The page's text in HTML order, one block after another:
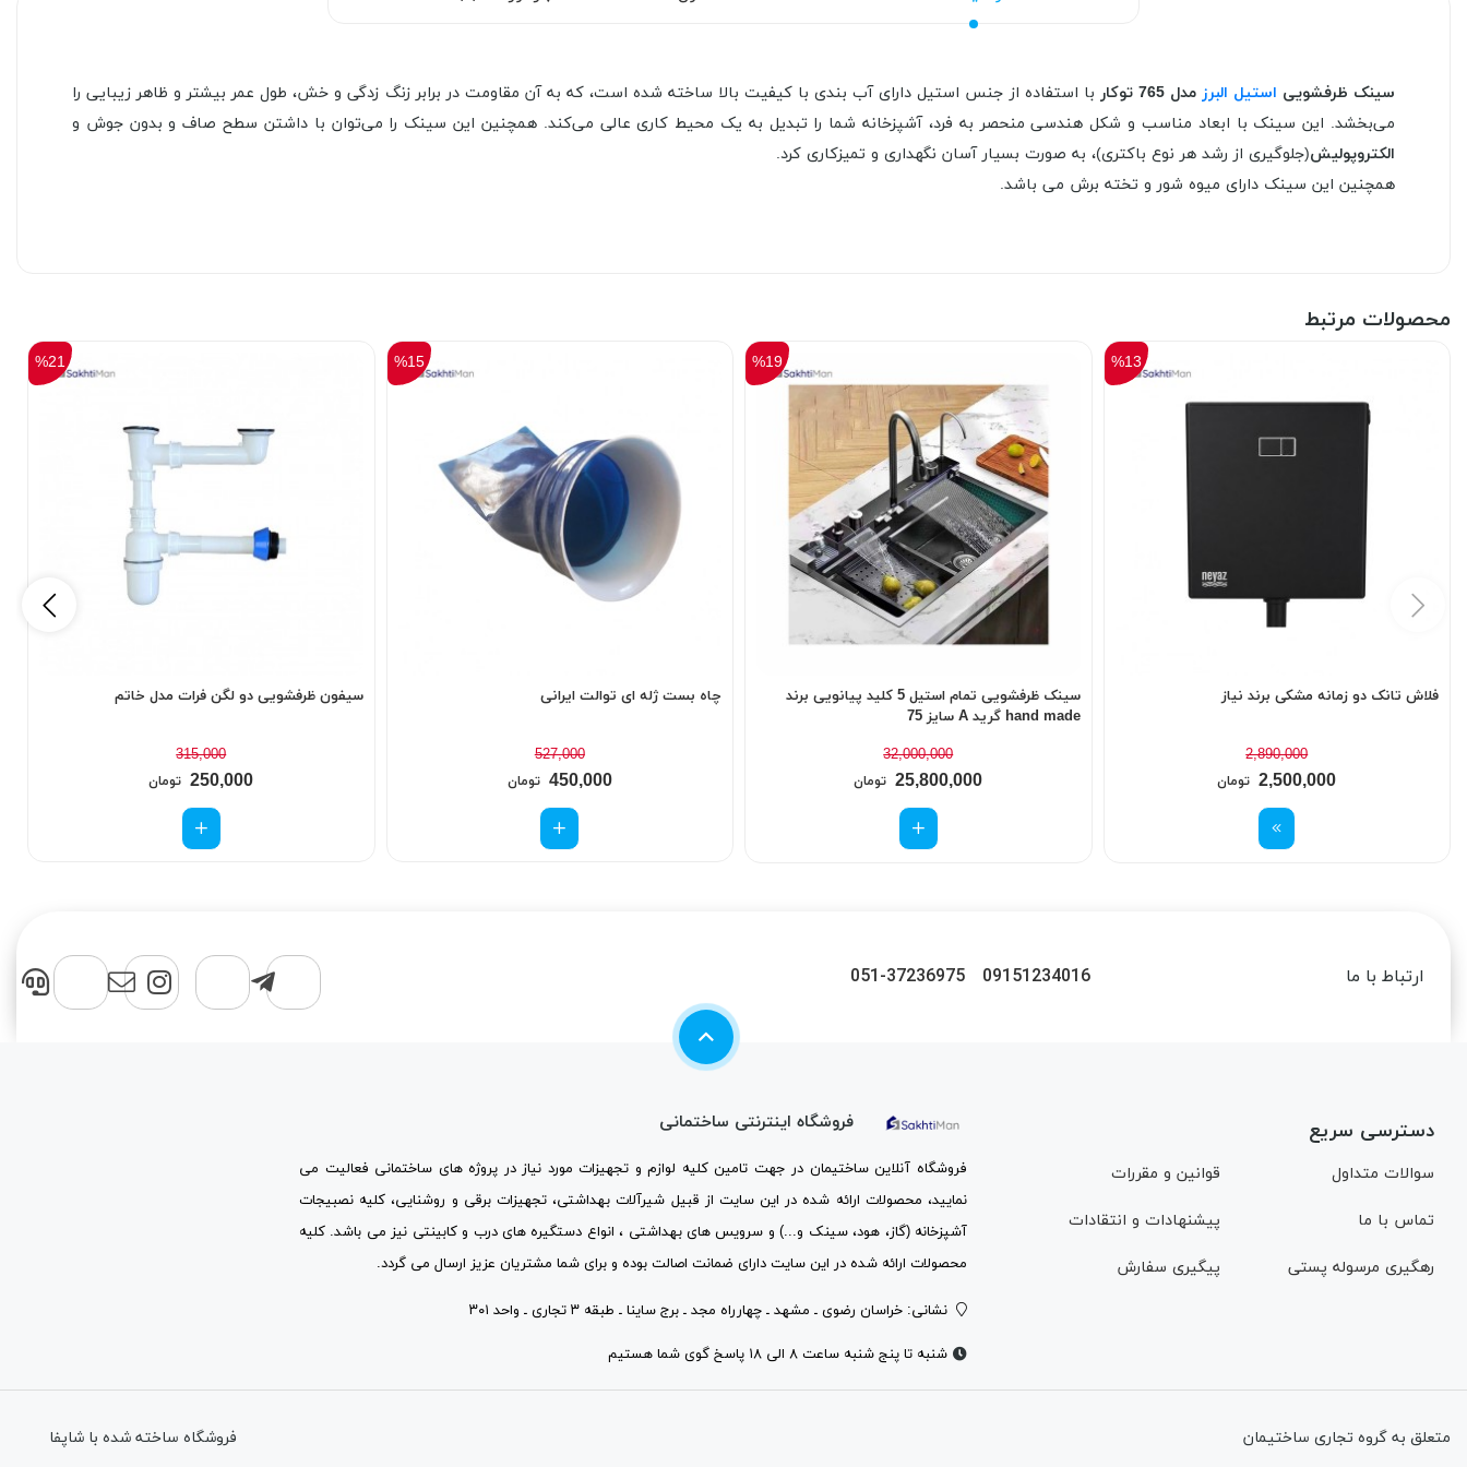
سینک ظرفشویی استیل البرز مدل 765 توکار
با استفاده از جنس استیل دارای آب بندی با کیفیت بالا ساخته شده است، که به آن مقاومت در برابر زنگ زدگی و خش، طول عمر بیشتر و ظاهر زیبایی را
می‌بخشد. این سینک با ابعاد مناسب و شکل هندسی منحصر به فرد، آشپزخانه شما را تبدیل به یک محیط کاری عالی می‌کند. همچنین این سینک را می‌توان با داشتن سطح صاف و بدون جوش و
الکتروپولیش(جلوگیری از رشد هر نوع باکتری)، به صورت بسیار آسان نگهداری و تمیزکاری کرد.
همچنین این سینک دارای میوه شور و تخته برش می باشد.
محصولات مرتبط
فلاش تانک دو زمانه مشکی برند نیاز
2,890,000
%13
2,500,000 تومان
سینک ظرفشویی تمام استیل 5 کلید پیانویی برند
hand made گرید A سایز 75
32,000,000
%19
25,800,000 تومان
چاه بست ژله ای توالت ایرانی
527,000
%15
450,000 تومان
سیفون ظرفشویی دو لگن فرات مدل خاتم
315,000
%21
250,000 تومان
ارتباط با ما 09151234016
051-37236975
دسترسی سریع
سوالات متداول قوانین و مقررات
تماس با ما پیشنهادات و انتقادات
رهگیری مرسوله پستی پیگیری سفارش
فروشگاه اینترنتی ساختمانی
فروشگاه آنلاین ساختیمان در جهت تامین کلیه لوازم و تجهیزات مورد نیاز در پروژه های ساختمانی فعالیت می
نمایید، محصولات ارائه شده در این سایت از قبیل شیرآلات بهداشتی، تجهیزات برقی و روشنایی، کلیه نصبیجات
آشپزخانه (گاز، هود، سینک و...) و سرویس های بهداشتی ، انواع دستگیره های درب و کابینتی نیز می باشد. کلیه
محصولات ارائه شده در این سایت دارای ضمانت اصالت بوده و برای شما مشتریان عزیز ارسال می گردد.
نشانی: خراسان رضوی ـ مشهد ـ چهارراه مجد ـ برج ساینا ـ طبقه ۳ تجاری ـ واحد ۳۰۱
شنبه تا پنج شنبه ساعت ۸ الی ۱۸ پاسخ گوی شما هستیم
متعلق به گروه تجاری ساختیمان فروشگاه ساخته شده با شاپفا